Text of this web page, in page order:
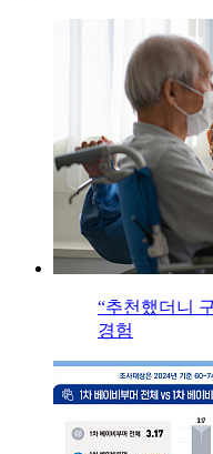
“추천했더니
경험